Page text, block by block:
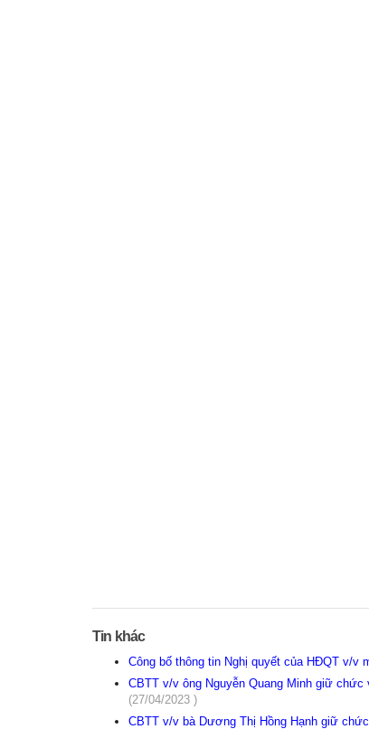
Tin khác
Công bố thông tin Nghị quyết của HĐQT v/v
CBTT v/v ông Nguyễn Quang Minh giữ
(27/04/2023 )
CBTT v/v bà Dương Thị Hồng Hạnh giữ